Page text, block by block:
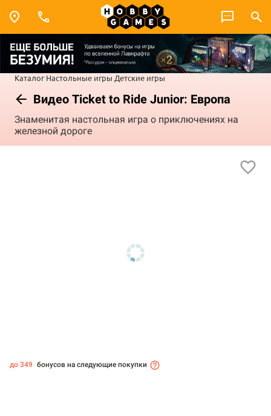
Каталог Настольные игры Детские игры
Видео Ticket to Ride Junior: Европа
Знаменитая настольная игра о приключениях на
железной дороге
до 349 бонусов на следующие покупки